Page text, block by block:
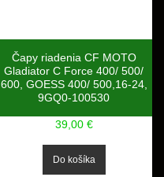
Čapy riadenia CF MOTO
Gladiator C Force 400/ 500/
600, GOESS 400/ 500,16-24,
9GQ0-100530
39,00 €